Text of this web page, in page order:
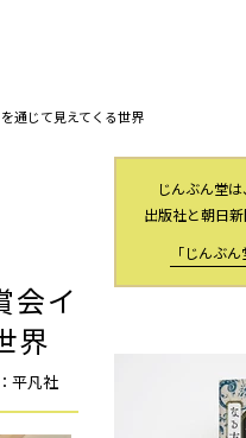
通じて見えてくる世界
会イ
界
平凡社
じんぶん堂
出版社と朝日
「じんぶ